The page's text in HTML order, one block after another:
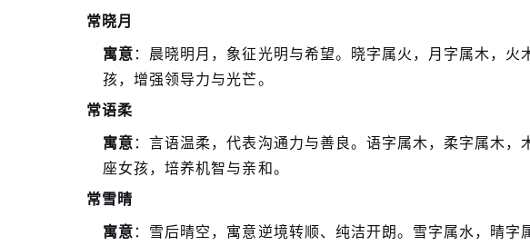
常晓月
寓意 ：晨晓明月，象征光明与希望。晓字属火，月字属木，
孩，增强领导力与光芒。
常语柔
寓意 ：言语温柔，代表沟通力与善良。语字属木，柔字属木
座女孩，培养机智与亲和。
常雪晴
寓意 ：雪后晴空，寓意逆境转顺、纯洁开朗。雪字属水，晴